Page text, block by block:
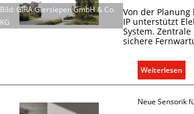
i
p
f
r
a
l
Bild: GIRA Giersiepen GmbH & Co.
KG
Von der
IP unterstützt
System.
sichere
Weiterlesen:
T
r
Neue Sensorik